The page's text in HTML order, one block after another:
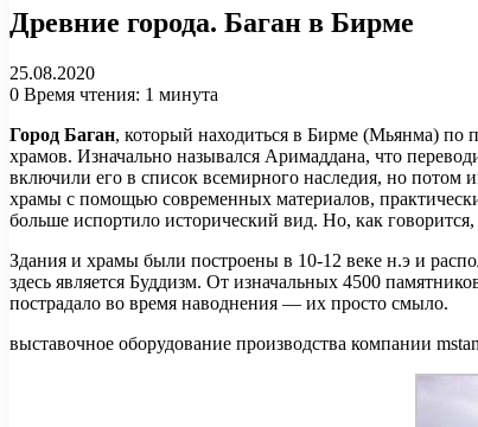
Древние города. Баган в Бирме
25.08.2020
0 Время чтения: 1 минута
Город Баган, который находиться в Бирме (Мьянма) по
храмов. Изначально назывался Аримаддана, что
включили его в список всемирного наследия, но потом
храмы с помощью современных материалов,
больше испортило исторический вид. Но, как
Здания и храмы были построены в 10-12 веке н.э и
здесь является Буддизм. От изначальных 4500
пострадало во время наводнения — их просто смыло.
выставочное оборудование производства компании